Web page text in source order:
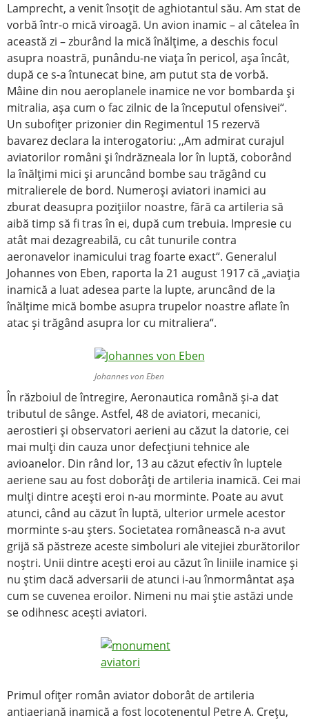
Lamprecht, a venit însoţit de aghiotantul său. Am stat de
vorbă într-o mică viroagă. Un avion inamic – al câtelea în
această zi – zburând la mică înălţime, a deschis focul
asupra noastră, punându-ne viaţa în pericol, aşa încât,
după ce s-a întunecat bine, am putut sta de vorbă.
Mâine din nou aeroplanele inamice ne vor bombarda şi
mitralia, aşa cum o fac zilnic de la începutul ofensivei“.
Un subofiţer prizonier din Regimentul 15 rezervă
bavarez declara la interogatoriu: ,,Am admirat curajul
aviatorilor români şi îndrăzneala lor în luptă, coborând
la înălţimi mici şi aruncând bombe sau trăgând cu
mitralierele de bord. Numeroşi aviatori inamici au
zburat deasupra poziţiilor noastre, fără ca artileria să
aibă timp să fi tras în ei, după cum trebuia. Impresie cu
atât mai dezagreabilă, cu cât tunurile contra
aeronavelor inamicului trag foarte exact“. Generalul
Johannes von Eben, raporta la 21 august 1917 că „aviaţia
inamică a luat adesea parte la lupte, aruncând de la
înălţime mică bombe asupra trupelor noastre aflate în
atac şi trăgând asupra lor cu mitraliera“.
Johannes von Eben
În războiul de întregire, Aeronautica română şi-a dat
tributul de sânge. Astfel, 48 de aviatori, mecanici,
aerostieri şi observatori aerieni au căzut la datorie, cei
mai mulţi din cauza unor defecţiuni tehnice ale
avioanelor. Din rând lor, 13 au căzut efectiv în luptele
aeriene sau au fost doborâţi de artileria inamică. Cei mai
mulţi dintre aceşti eroi n-au morminte. Poate au avut
atunci, când au căzut în luptă, ulterior urmele acestor
morminte s-au şters. Societatea românească n-a avut
grijă să păstreze aceste simboluri ale vitejiei zburătorilor
noştri. Unii dintre aceşti eroi au căzut în liniile inamice şi
nu ştim dacă adversarii de atunci i-au înmormântat aşa
cum se cuvenea eroilor. Nimeni nu mai ştie astăzi unde
se odihnesc aceşti aviatori.
Primul ofiţer român aviator doborât de artileria
antiaeriană inamică a fost locotenentul Petre A. Creţu,